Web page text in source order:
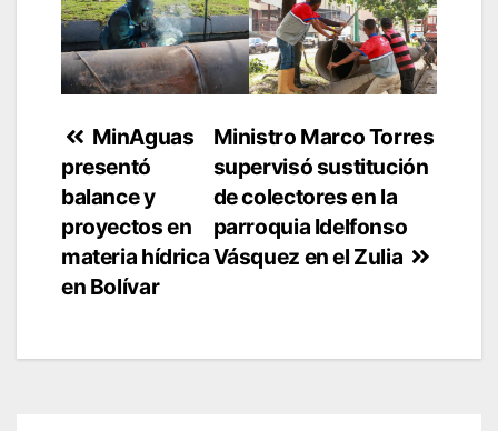
Navegación
de
entradas
Ministro Marco Torres
supervisó sustitución
de colectores en la
parroquia Idelfonso
Vásquez en el Zulia
MinAguas
presentó
balance y
proyectos en
materia hídrica
en Bolívar